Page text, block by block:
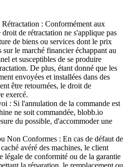
: Conformément aux
de rétractation ne s'applique pas
de biens ou services dont le prix
le marché financier échappant au
et susceptibles de se produire
De plus, étant donné que les
envoyées et installées dans des
être retournées, le droit de
exercé.
: Si l'annulation de la commande est
ne soit commandée, blobb.io
du possible, d'accommoder une
Non Conformes : En cas de défaut de
avéré des machines, le client
légale de conformité ou de la garantie
la réparation, le remplacement ou